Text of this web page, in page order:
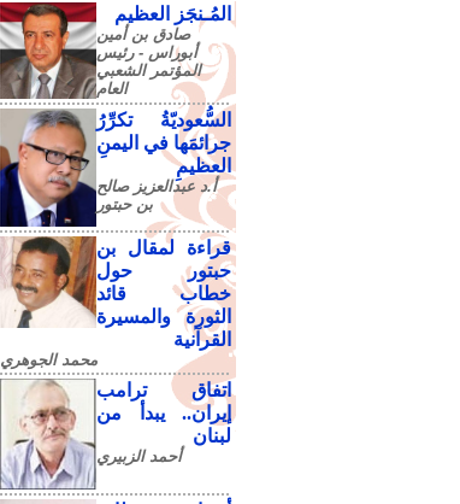
المُـنجَز العظيم
صادق‮ ‬بن‮ ‬أمين‮
‬أبوراس - رئيس‮
‬المؤتمر‮ ‬الشعبي‮
‬العام
السُّعوديّةُ تكرِّرُ
جرائمَها في اليمنِ
العظيمِ
أ.د عبدالعزيز صالح
بن حبتور
قراءة لمقال بن
حبتور حول
خطاب قائد
الثورة والمسيرة
القرآنية
محمد الجوهري
اتفاق ترامب
إيران.. يبدأ من
لبنان
أحمد الزبيري